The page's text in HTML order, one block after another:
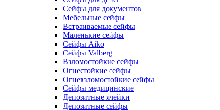
Сейфы для документов
Мебельные сейфы
Встраиваемые сейфы
Маленькие сейфы
Сейфы Aiko
Сейфы Valberg
Взломостойкие сейфы
Огнестойкие сейфы
Огневзломостойкие сейфы
Сейфы медицинские
Депозитные ячейки
Депозитные сейфы